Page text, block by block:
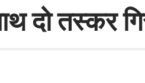
दो तस्कर